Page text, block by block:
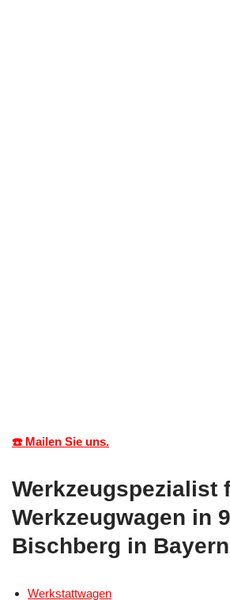
☎️ Mailen Sie uns.
Werkzeugspezialist
Werkzeugwagen in
Bischberg in
Werkstattwagen